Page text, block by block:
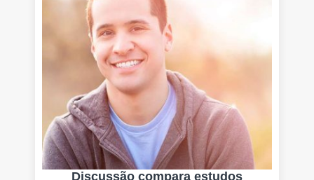
Discussão compara estudos